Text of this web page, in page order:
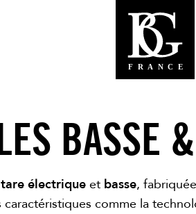
BASSE
électrique et basse,
comme la